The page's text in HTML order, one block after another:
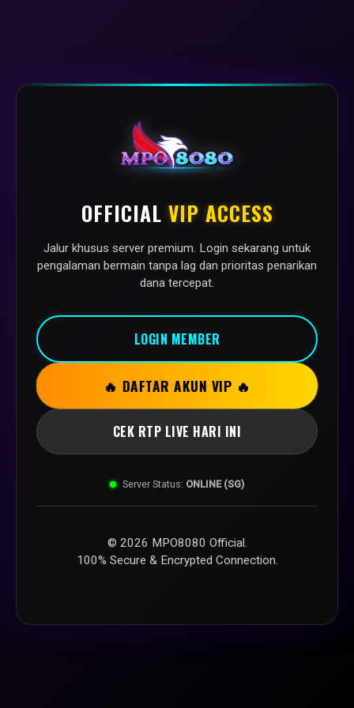
OFFICIAL VIP ACCESS
Jalur khusus server premium. Login sekarang untuk
pengalaman bermain tanpa lag dan prioritas penarikan
dana tercepat.
LOGIN MEMBER
🔥 DAFTAR AKUN VIP 🔥
CEK RTP LIVE HARI INI
Server Status: ONLINE (SG)
© 2026 MPO8080 Official.
100% Secure & Encrypted Connection.